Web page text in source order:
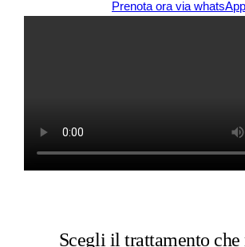
Prenota ora via whatsApp
Scegli il trattamento che